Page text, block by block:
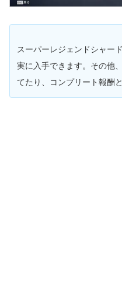
スーパーレジェンドシャード
実に入手できます。その他
てたり、コンプリート報酬